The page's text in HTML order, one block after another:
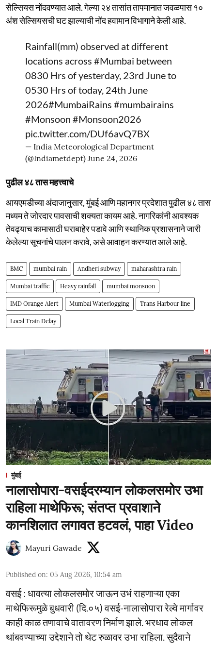
सेल्सियस नोंदवण्यात आले. गेल्या २४ तासांत तापमानात जवळपास १०
अंश सेल्सियसची घट झाल्याची नोंद हवामान विभागाने केली आहे.
Rainfall(mm) observed at different
locations across #Mumbai between
0830 Hrs of yesterday, 23rd June to
0530 Hrs of today, 24th June
2026#MumbaiRains #mumbairains
#Monsoon #Monsoon2026
pic.twitter.com/DUf6avQ7BX
— India Meteorological Department
(@Indiametdept) June 24, 2026
पुढील ४८ तास महत्त्वाचे
आयएमडीच्या अंदाजानुसार, मुंबई आणि महानगर प्रदेशात पुढील ४८ तास
मध्यम ते जोरदार पावसाची शक्यता कायम आहे. नागरिकांनी आवश्यक
तेवढ्याच कामासाठी घराबाहेर पडावे आणि स्थानिक प्रशासनाने जारी
केलेल्या सूचनांचे पालन करावे, असे आवाहन करण्यात आले आहे.
BMC mumbai rain Andheri subway maharashtra rain
Mumbai traffic Heavy rainfall mumbai monsoon
IMD Orange Alert Mumbai Waterlogging Trans Harbour line
Local Train Delay
मुंबई
नालासोपारा-वसईदरम्यान लोकलसमोर उभा
राहिला माथेफिरू; संतप्त प्रवाशाने
कानशिलात लगावत हटवलं, पाहा Video
Mayuri Gawade
Published on: 05 Aug 2026, 10:54 am
वसई : धावत्या लोकलसमोर जाऊन उभं राहणाऱ्या एका
माथेफिरूमुळे बुधवारी (दि.०५) वसई-नालासोपारा रेल्वे मार्गावर
काही काळ तणावाचे वातावरण निर्माण झाले. भरधाव लोकल
थांबवण्याच्या उद्देशाने तो थेट रुळावर उभा राहिला. सुदैवाने